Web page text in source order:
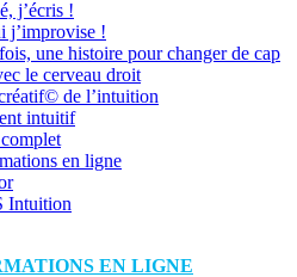
j’écris !
j’improvise !
une histoire pour changer de cap
le cerveau droit
de l’intuition
intuitif
en ligne
Intuition
EN LIGNE